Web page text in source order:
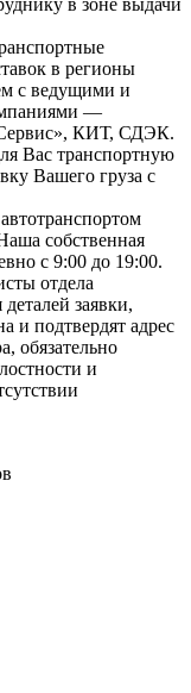
в регионы
с ведущими и
—
КИТ, СДЭК.
Вас транспортную
Вашего груза с
собственная
с 9:00 до 19:00.
отдела
заявки,
и подтвердят адрес
обязательно
и